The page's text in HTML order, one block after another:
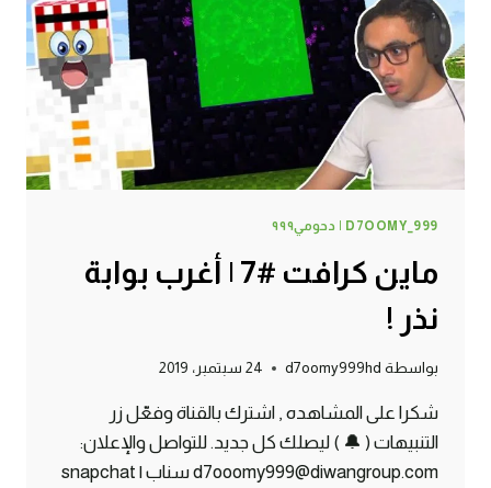
D7OOMY_999 | دحومي٩٩٩
ماين كرافت #7 | أغرب بوابة
نذر !
بواسطة d7oomy999hd 24 سبتمبر، 2019
شكرا على المشاهده , اشترك بالقناة وفعّل زر
التنبيهات ( 🔔 ) ليصلك كل جديد. للتواصل والإعلان:
d7ooomy999@diwangroup.com سناب | snapchat